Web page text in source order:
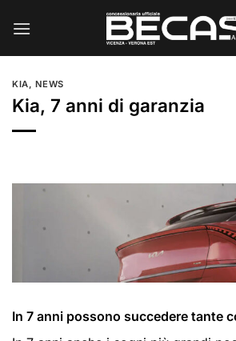
KIA, NEWS
Kia, 7 anni di garanzia
In 7 anni possono succedere tante